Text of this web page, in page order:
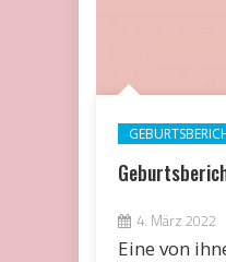
4. März 2022
Eine von